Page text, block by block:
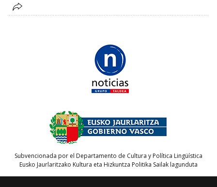
Subvencionada por el Departamento de Cultura y Política Lingüística
Eusko Jaurlaritzako Kultura eta Hizkuntza Politika Sailak lagunduta